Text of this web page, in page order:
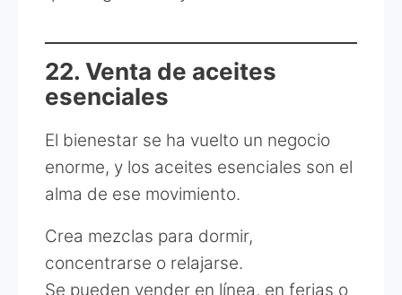
22. Venta de aceites
esenciales
El bienestar se ha vuelto un negocio
enorme, y los aceites esenciales son el
alma de ese movimiento.
Crea mezclas para dormir,
concentrarse o relajarse.
Se pueden vender en línea, en ferias o